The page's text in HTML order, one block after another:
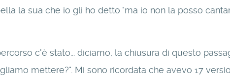
la sua che io gli ho detto "ma io non la posso
c'è stato... diciamo, la chiusura di questo
mettere?". Mi sono ricordata che avevo 17